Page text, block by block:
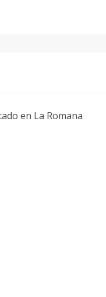
en La Romana